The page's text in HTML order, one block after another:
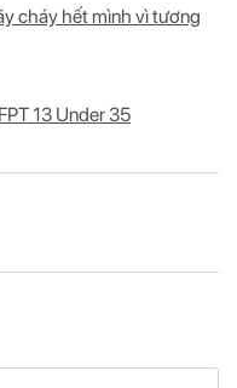
cháy hết mình vì tương
13 Under 35